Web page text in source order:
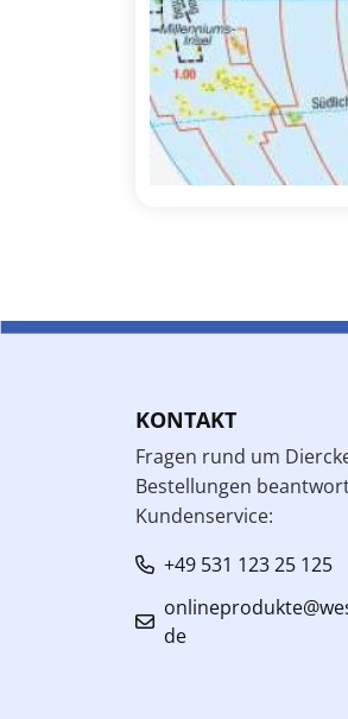
KONTAKT
Fragen rund um
Bestellungen
Kundenservice:
+49 531 123 25 125
de